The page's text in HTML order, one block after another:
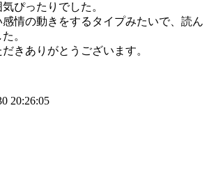
ぴったりでした。
情の動きをするタイプみたいで、読ん
。
きありがとうございます。
20:26:05